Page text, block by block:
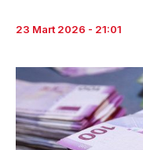
23 Mart 2026 - 21:01